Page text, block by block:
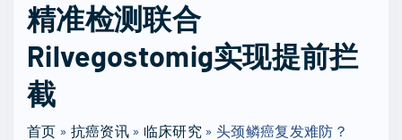
c
h
f
:
精准检测联合
Rilvegostomig实现提前拦
截
首页 » 抗癌资讯» 临床研究 »头颈鳞癌复发难防？